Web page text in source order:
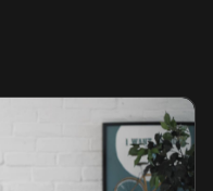
zaplanowana została
stworzyć aplikację od